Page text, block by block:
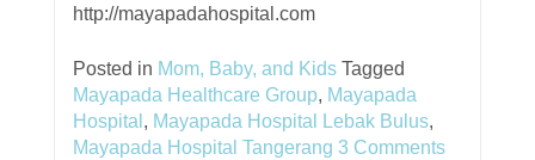
http://mayapadahospital.com
Posted in Mom, Baby, and Kids Tagged
Mayapada Healthcare Group, Mayapada
Hospital , Mayapada Hospital Lebak Bulus,
Mayapada Hospital Tangerang 3 Comments